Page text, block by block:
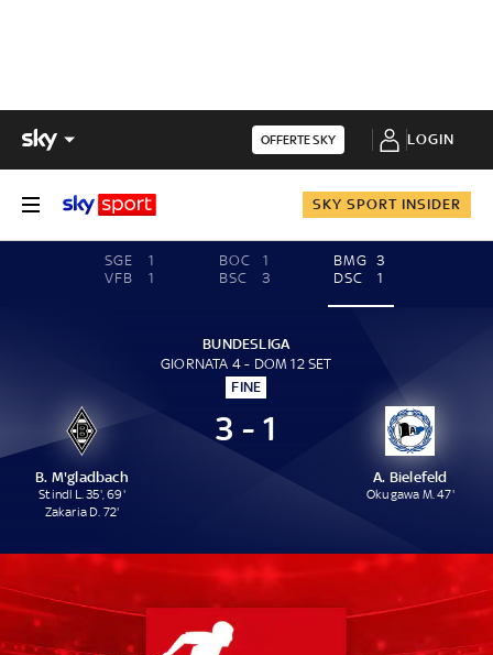
OFFERTE SKY LOGIN
SKY SPORT INSIDER
SGE
1
VFB
1
BOC
1
BSC
3
BMG 3
DSC
1
BUNDESLIGA
GIORNATA 4 - DOM 12 SET
FINE
B. M'gladbach
Stindl L. 35', 69'
Zakaria D. 72'
3 - 1
A. Bielefeld
Okugawa M. 47'